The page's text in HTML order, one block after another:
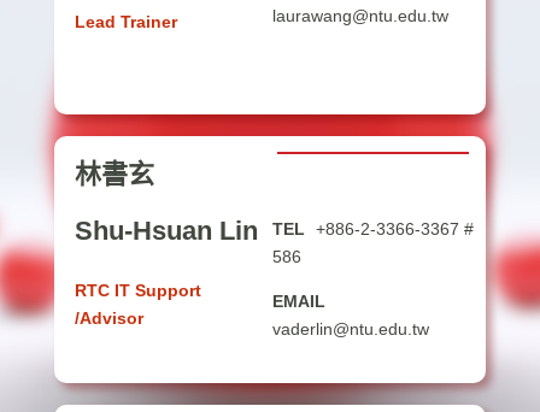
Lead Trainer
laurawang@ntu.edu.tw
林書玄
Shu-Hsuan Lin
RTC IT Support
/Advisor
TEL +886-2-3366-3367 #
586
EMAIL
vaderlin@ntu.edu.tw